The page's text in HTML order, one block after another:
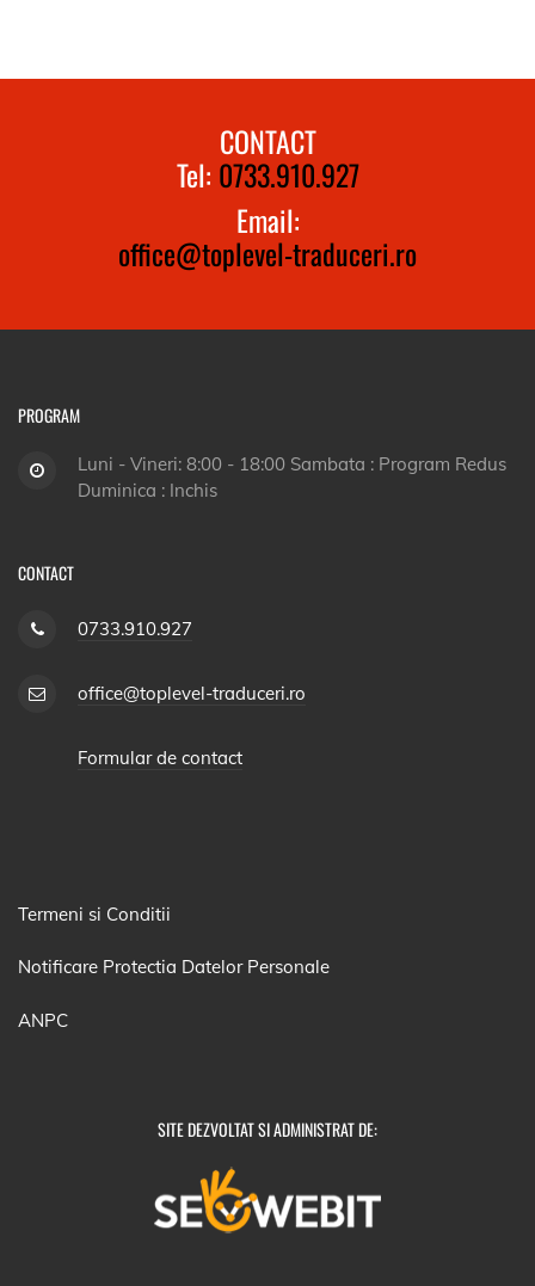
CONTACT
Tel: 0733.910.927
Email:
office@toplevel-traduceri.ro
PROGRAM
Luni - Vineri: 8:00 - 18:00 Sambata : Program Redus
Duminica : Inchis
CONTACT
0733.910.927
office@toplevel-traduceri.ro
Formular de contact
Termeni si Conditii
Notificare Protectia Datelor Personale
ANPC
SITE DEZVOLTAT SI ADMINISTRAT DE: